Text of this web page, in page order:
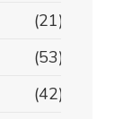
(21)
(53)
(42)